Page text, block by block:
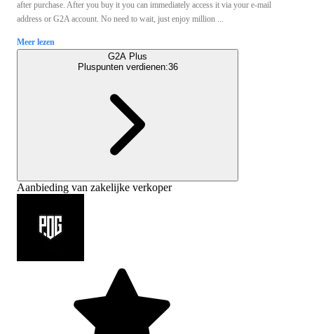
after purchase. After you buy it you can immediately access it via your e-mail
address or G2A account. No need to wait, just enjoy million ...
Meer lezen
G2A Plus
Pluspunten verdienen:36
Aanbieding van zakelijke verkoper